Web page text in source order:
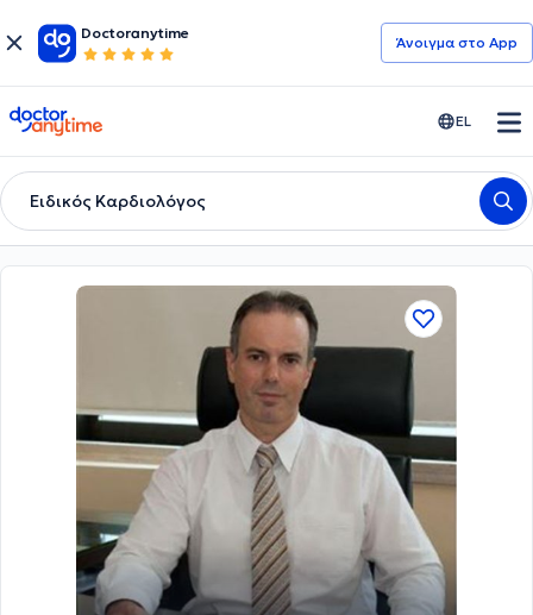
Doctoranytime
Άνοιγμα στο App
doctoranytime EL
Ειδικός Καρδιολόγος